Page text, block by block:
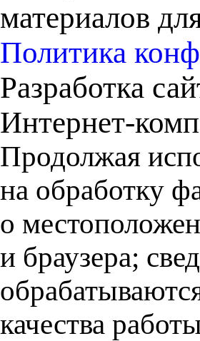
материалов
Политика
Разработка
Интернет-
Продолжая
на обработку
о
и браузера;
качества